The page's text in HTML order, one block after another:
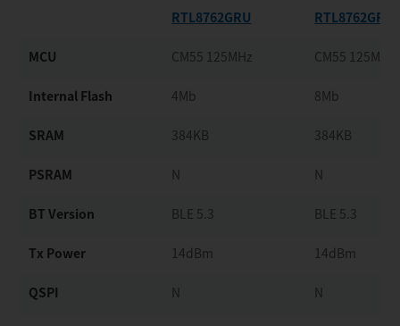
RTL8762GRU RTL8762GRH
MCU CM55 125MHz CM55 125MHz
Internal Flash 4Mb 8Mb
SRAM 384KB 384KB
PSRAM N N
BT Version BLE 5.3 BLE 5.3
Tx Power 14dBm 14dBm
QSPI N N